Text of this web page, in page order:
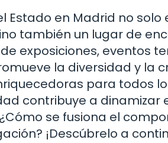
Estado en Madrid no solo
también un lugar de
exposiciones, eventos
la diversidad y la
para todos
contribuye a dinamizar
se fusiona el
¡Descúbrelo a